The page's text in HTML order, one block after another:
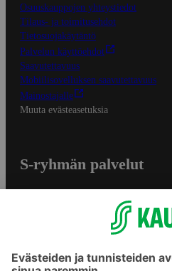
Osuuskauppojen yhteystiedot
Tilaus- ja toimitusehdot
Tietosuojakäytäntö
Palvelun käyttöehdot
Saavutettavuus
Mobiilisovelluksen saavutettavuus
Mainostajalle
Muuta evästeasetuksia
S-ryhmän palvelut
Yhteishyvä Ruoka -sovellus
S-ostoslista -sovellus
Prisma.fi